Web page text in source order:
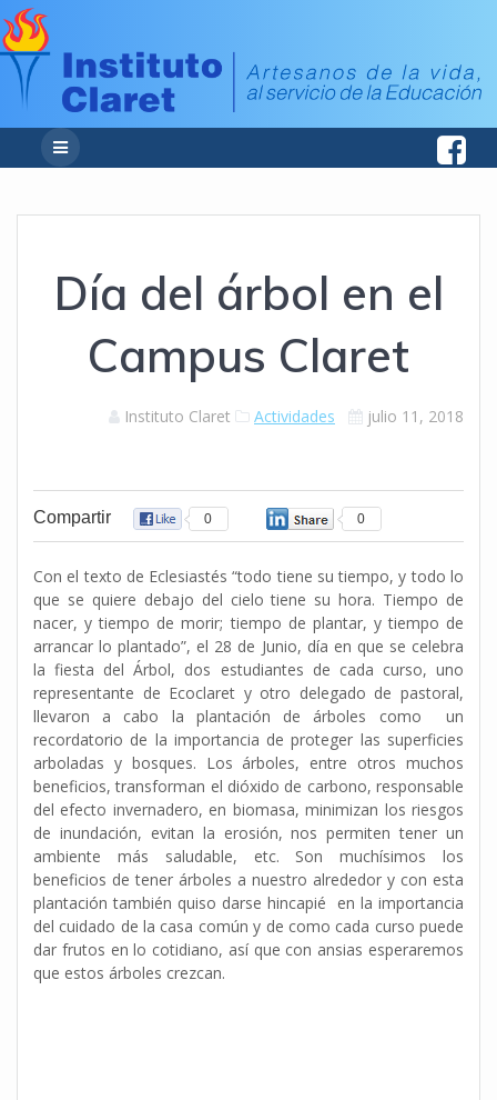
Día del árbol en el
Campus Claret
Instituto Claret Actividades julio 11, 2018
Compartir 0 0
Con el texto de Eclesiastés “todo tiene su tiempo, y todo lo
que se quiere debajo del cielo tiene su hora. Tiempo de
nacer, y tiempo de morir; tiempo de plantar, y tiempo de
arrancar lo plantado”, el 28 de Junio, día en que se celebra
la fiesta del Árbol, dos estudiantes de cada curso, uno
representante de Ecoclaret y otro delegado de pastoral,
llevaron a cabo la plantación de árboles como un
recordatorio de la importancia de proteger las superficies
arboladas y bosques. Los árboles, entre otros muchos
beneficios, transforman el dióxido de carbono, responsable
del efecto invernadero, en biomasa, minimizan los riesgos
de inundación, evitan la erosión, nos permiten tener un
ambiente más saludable, etc. Son muchísimos los
beneficios de tener árboles a nuestro alrededor y con esta
plantación también quiso darse hincapié en la importancia
del cuidado de la casa común y de como cada curso puede
dar frutos en lo cotidiano, así que con ansias esperaremos
que estos árboles crezcan.